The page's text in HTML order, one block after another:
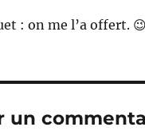
: on me l’a offert. 😉
un